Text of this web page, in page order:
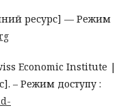
ресурс] — Режим
Economic Institute |
– Режим доступу :